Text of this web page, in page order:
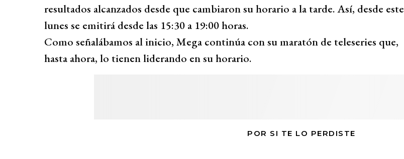
resultados alcanzados desde que cambiaron su horario a la tarde. Así, desde este
lunes se emitirá desde las 15:30 a 19:00 horas.
Como señalábamos al inicio, Mega continúa con su maratón de teleseries que,
hasta ahora, lo tienen liderando en su horario.
POR SI TE LO PERDISTE